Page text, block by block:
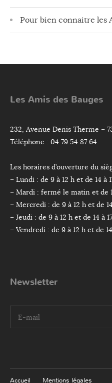
Pour bien connaitre les
Les Amis des Bauges
232, Avenue Denis Therme –
Téléphone : 04 79 54 87 64
Les horaires d’ouverture du
– Lundi : de 9 à 12 h et de 14 à
– Mardi : fermé le matin et de
– Mercredi : de 9 à 12 h et de
– Jeudi : de 9 à 12 h et de 14 à
– Vendredi : de 9 à 12 h et de
Newsletter
I agree terms and
Accueil Mentions légales